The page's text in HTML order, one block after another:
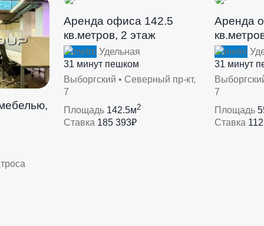
Аренда офиса 142.5
кв.метров, 2 этаж
Удельная
31 минут пешком
Выборгский • Северный пр-кт,
7
Площадь 142.5м2
Ставка 185 393₽
Аренда
31 минут
7
Площадь
Ставка